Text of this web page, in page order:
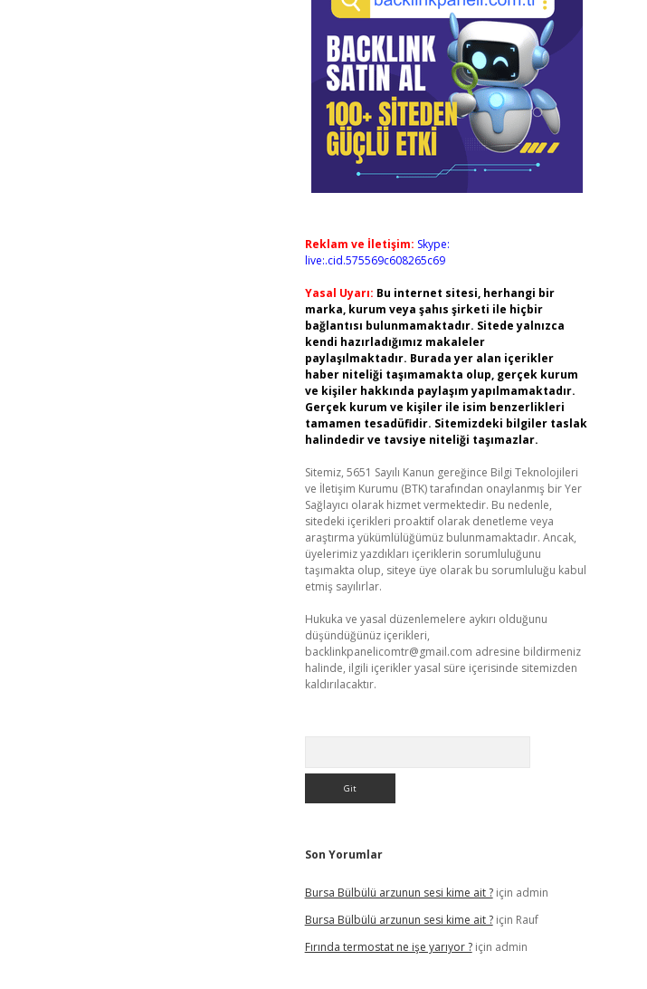
Reklam ve İletişim: Skype:
live:.cid.575569c608265c69
Yasal Uyarı: Bu internet sitesi, herhangi bir
marka, kurum veya şahıs şirketi ile hiçbir
bağlantısı bulunmamaktadır. Sitede yalnızca
kendi hazırladığımız makaleler
paylaşılmaktadır. Burada yer alan içerikler
haber niteliği taşımamakta olup, gerçek kurum
ve kişiler hakkında paylaşım yapılmamaktadır.
Gerçek kurum ve kişiler ile isim benzerlikleri
tamamen tesadüfidir. Sitemizdeki bilgiler taslak
halindedir ve tavsiye niteliği taşımazlar.
Sitemiz, 5651 Sayılı Kanun gereğince Bilgi Teknolojileri
ve İletişim Kurumu (BTK) tarafından onaylanmış bir Yer
Sağlayıcı olarak hizmet vermektedir. Bu nedenle,
sitedeki içerikleri proaktif olarak denetleme veya
araştırma yükümlülüğümüz bulunmamaktadır. Ancak,
üyelerimiz yazdıkları içeriklerin sorumluluğunu
taşımakta olup, siteye üye olarak bu sorumluluğu kabul
etmiş sayılırlar.
Hukuka ve yasal düzenlemelere aykırı olduğunu
düşündüğünüz içerikleri,
backlinkpanelicomtr@gmail.com adresine bildirmeniz
halinde, ilgili içerikler yasal süre içerisinde sitemizden
kaldırılacaktır.
Son Yorumlar
Bursa Bülbülü arzunun sesi kime ait ?için admin
Bursa Bülbülü arzunun sesi kime ait ?için Rauf
Fırında termostat ne işe yarıyor ?için admin